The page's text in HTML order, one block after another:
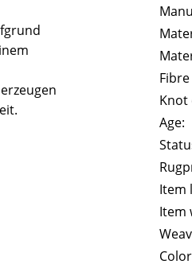
Knot
Age:
Item
Item